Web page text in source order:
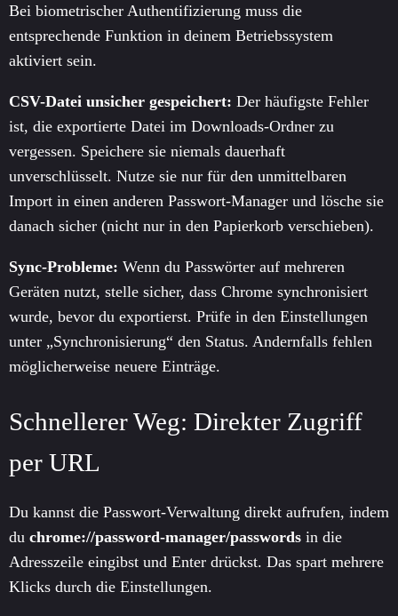
Bei biometrischer Authentifizierung muss die
entsprechende Funktion in deinem Betriebssystem
aktiviert sein.
CSV-Datei unsicher gespeichert: Der häufigste Fehler
ist, die exportierte Datei im Downloads-Ordner zu
vergessen. Speichere sie niemals dauerhaft
unverschlüsselt. Nutze sie nur für den unmittelbaren
Import in einen anderen Passwort-Manager und lösche sie
danach sicher (nicht nur in den Papierkorb verschieben).
Sync-Probleme: Wenn du Passwörter auf mehreren
Geräten nutzt, stelle sicher, dass Chrome synchronisiert
wurde, bevor du exportierst. Prüfe in den Einstellungen
unter „Synchronisierung“ den Status. Andernfalls fehlen
möglicherweise neuere Einträge.
Schnellerer Weg: Direkter Zugriff
per URL
Du kannst die Passwort-Verwaltung direkt aufrufen, indem
du chrome://password-manager/passwords in die
Adresszeile eingibst und Enter drückst. Das spart mehrere
Klicks durch die Einstellungen.